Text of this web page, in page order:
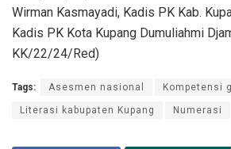
Wirman Kasmayadi, Kadis PK Kab.
Kadis PK Kota Kupang Dumuliahmi
KK/22/24/Red)
Tags: Asesmen nasional Kompetensi
Literasi kabupaten Kupang Numerasi